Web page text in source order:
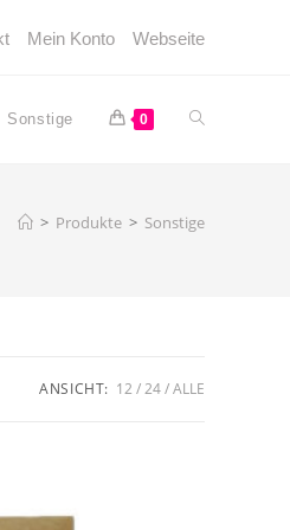
Mein Konto Webseite
Sonstige 0 Website-
> Produkte > Sonstige
ANSICHT: 12 24 ALLE